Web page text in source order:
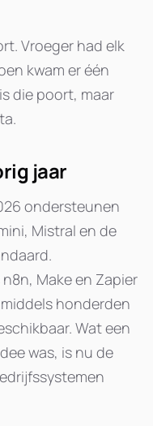
Vroeger had elk
kwam er één
die poort, maar
jaar
ondersteunen
Mistral en de
Make en Zapier
honderden
Wat een
was, is nu de